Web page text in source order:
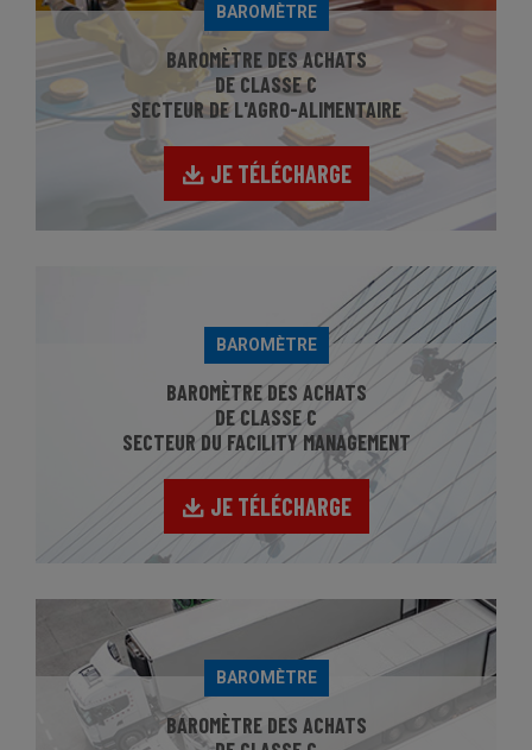
BAROMÈTRE
BAROMÈTRE DES ACHATS
DE CLASSE C
SECTEUR DE L'AGRO-ALIMENTAIRE
JE TÉLÉCHARGE
BAROMÈTRE
BAROMÈTRE DES ACHATS
DE CLASSE C
SECTEUR DU FACILITY MANAGEMENT
JE TÉLÉCHARGE
BAROMÈTRE
BAROMÈTRE DES ACHATS